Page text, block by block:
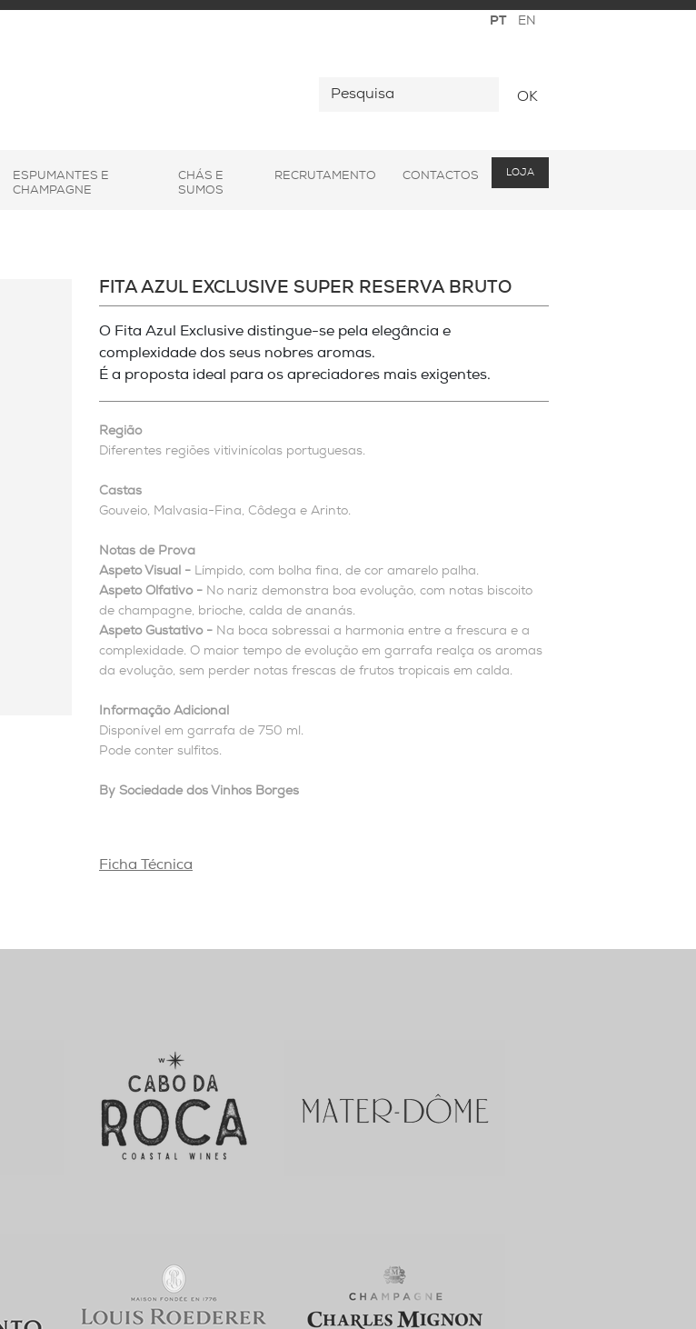
OK
ESPUMANTES E
CHAMPAGNE
CHÁS E
SUMOS
RECRUTAMENTO CONTACTOS LOJA
FITA AZUL EXCLUSIVE SUPER RESERVA BRUTO
O Fita Azul Exclusive distingue-se pela elegância e
complexidade dos seus nobres aromas.
É a proposta ideal para os apreciadores mais exigentes.
Região
Diferentes regiões vitivinícolas portuguesas.
Castas
Gouveio, Malvasia-Fina, Côdega e Arinto.
Notas de Prova
Aspeto Visual - Límpido, com bolha fina, de cor amarelo palha.
Aspeto Olfativo - No nariz demonstra boa evolução, com notas biscoito
de champagne, brioche, calda de ananás.
Aspeto Gustativo - Na boca sobressai a harmonia entre a frescura e a
complexidade. O maior tempo de evolução em garrafa realça os aromas
da evolução, sem perder notas frescas de frutos tropicais em calda.
Informação Adicional
Disponível em garrafa de 750 ml.
Pode conter sulfitos.
By Sociedade dos Vinhos Borges
Ficha Técnica